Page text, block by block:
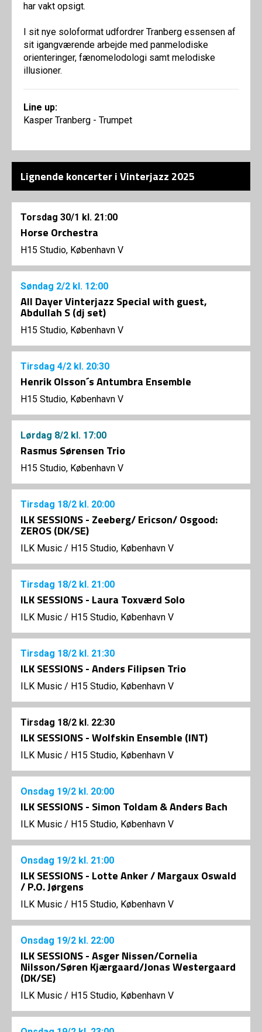
har vakt opsigt.
I sit nye soloformat udfordrer Tranberg essensen af
sit igangværende arbejde med panmelodiske
orienteringer, fænomelodologi samt melodiske
illusioner.
Line up:
Kasper Tranberg - Trumpet
Lignende koncerter i Vinterjazz 2025
Torsdag 30/1 kl. 21:00
Horse Orchestra
H15 Studio, København V
Søndag 2/2 kl. 12:00
All Dayer Vinterjazz Special with guest,
Abdullah S (dj set)
H15 Studio, København V
Tirsdag 4/2 kl. 20:30
Henrik Olsson´s Antumbra Ensemble
H15 Studio, København V
Lørdag 8/2 kl. 17:00
Rasmus Sørensen Trio
H15 Studio, København V
Tirsdag 18/2 kl. 20:00
ILK SESSIONS - Zeeberg/ Ericson/ Osgood:
ZEROS (DK/SE)
ILK Music / H15 Studio, København V
Tirsdag 18/2 kl. 21:00
ILK SESSIONS - Laura Toxværd Solo
ILK Music / H15 Studio, København V
Tirsdag 18/2 kl. 21:30
ILK SESSIONS - Anders Filipsen Trio
ILK Music / H15 Studio, København V
Tirsdag 18/2 kl. 22:30
ILK SESSIONS - Wolfskin Ensemble (INT)
ILK Music / H15 Studio, København V
Onsdag 19/2 kl. 20:00
ILK SESSIONS - Simon Toldam & Anders Bach
ILK Music / H15 Studio, København V
Onsdag 19/2 kl. 21:00
ILK SESSIONS - Lotte Anker / Margaux Oswald
/ P.O. Jørgens
ILK Music / H15 Studio, København V
Onsdag 19/2 kl. 22:00
ILK SESSIONS - Asger Nissen/Cornelia
Nilsson/Søren Kjærgaard/Jonas Westergaard
(DK/SE)
ILK Music / H15 Studio, København V